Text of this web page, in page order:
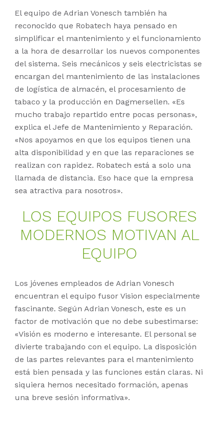
El equipo de Adrian Vonesch también ha
reconocido que Robatech haya pensado en
simplificar el mantenimiento y el funcionamiento
a la hora de desarrollar los nuevos componentes
del sistema. Seis mecánicos y seis electricistas se
encargan del mantenimiento de las instalaciones
de logística de almacén, el procesamiento de
tabaco y la producción en Dagmersellen. «Es
mucho trabajo repartido entre pocas personas»,
explica el Jefe de Mantenimiento y Reparación.
«Nos apoyamos en que los equipos tienen una
alta disponibilidad y en que las reparaciones se
realizan con rapidez. Robatech está a solo una
llamada de distancia. Eso hace que la empresa
sea atractiva para nosotros».
LOS EQUI­POS FU­SO­RES
MO­DER­NOS MO­TIVAN AL
EQUI­PO
Los jóvenes empleados de Adrian Vonesch
encuentran el equipo fusor Vision especialmente
fascinante. Según Adrian Vonesch, este es un
factor de motivación que no debe subestimarse:
«Visión es moderno e interesante. El personal se
divierte trabajando con el equipo. La disposición
de las partes relevantes para el mantenimiento
está bien pensada y las funciones están claras. Ni
siquiera hemos necesitado formación, apenas
una breve sesión informativa».